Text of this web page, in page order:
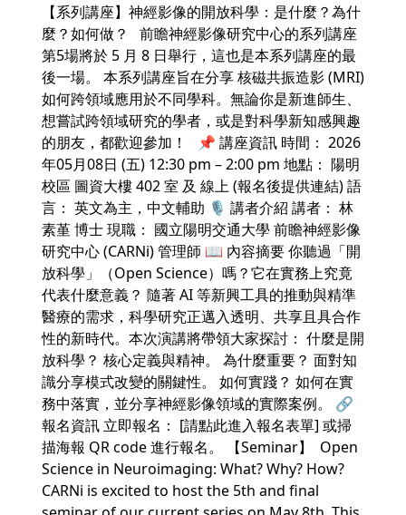
【系列講座】神經影像的開放科學：是什麼？為什
麼？如何做？ 前瞻神經影像研究中心的系列講座
第5場將於 5 月 8 日舉行，這也是本系列講座的最
後一場。 本系列講座旨在分享 核磁共振造影 (MRI)
如何跨領域應用於不同學科。無論你是新進師生、
想嘗試跨領域研究的學者，或是對科學新知感興趣
的朋友，都歡迎參加！ 📌 講座資訊 時間： 2026
年05月08日 (五) 12:30 pm – 2:00 pm 地點： 陽明
校區 圖資大樓 402 室 及 線上 (報名後提供連結) 語
言： 英文為主，中文輔助 🎙️ 講者介紹 講者： 林
素堇 博士 現職： 國立陽明交通大學 前瞻神經影像
研究中心 (CARNi) 管理師 📖 內容摘要 你聽過「開
放科學」（Open Science）嗎？它在實務上究竟
代表什麼意義？ 隨著 AI 等新興工具的推動與精準
醫療的需求，科學研究正邁入透明、共享且具合作
性的新時代。本次演講將帶領大家探討： 什麼是開
放科學？ 核心定義與精神。 為什麼重要？ 面對知
識分享模式改變的關鍵性。 如何實踐？ 如何在實
務中落實，並分享神經影像領域的實際案例。 🔗
報名資訊 立即報名： [請點此進入報名表單] 或掃
描海報 QR code 進行報名。 【Seminar】 Open
Science in Neuroimaging: What? Why? How?
CARNi is excited to host the 5th and final